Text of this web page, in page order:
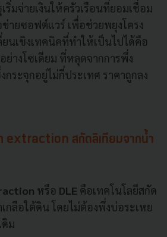
ริ่มจ่ายเงินให้ครัวเรือนที่ยอมเชื่อม
ข่ายซอฟต์แวร์ เพื่อช่วยพยุงโครง
นเชิงเทคนิคที่ทำให้เป็นไปได้คือ
ย่างโซเดียม ที่หลุดจากการพึ่ง
ระจุกอยู่ไม่กี่ประเทศ ราคาถูกลง
สกัดลิเทียมจากน้ำ
หรือ DLE คือเทคโนโลยีสกัด
กลือใต้ดิน โดยไม่ต้องพึ่งบ่อระเหย
ม